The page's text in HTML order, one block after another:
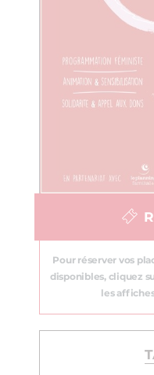
Pour réserver vos
disponibles, cliquez
les